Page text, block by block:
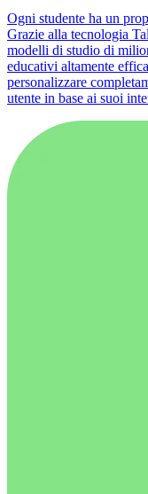
Ogni studente ha un
Grazie alla tecnologia
modelli di studio di
educativi altamente
personalizzare
utente in base ai suoi